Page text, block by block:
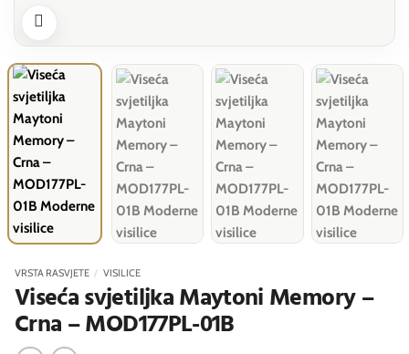
VRSTA RASVJETE / VISILICE
Viseća svjetiljka Maytoni Memory –
Crna – MOD177PL-01B